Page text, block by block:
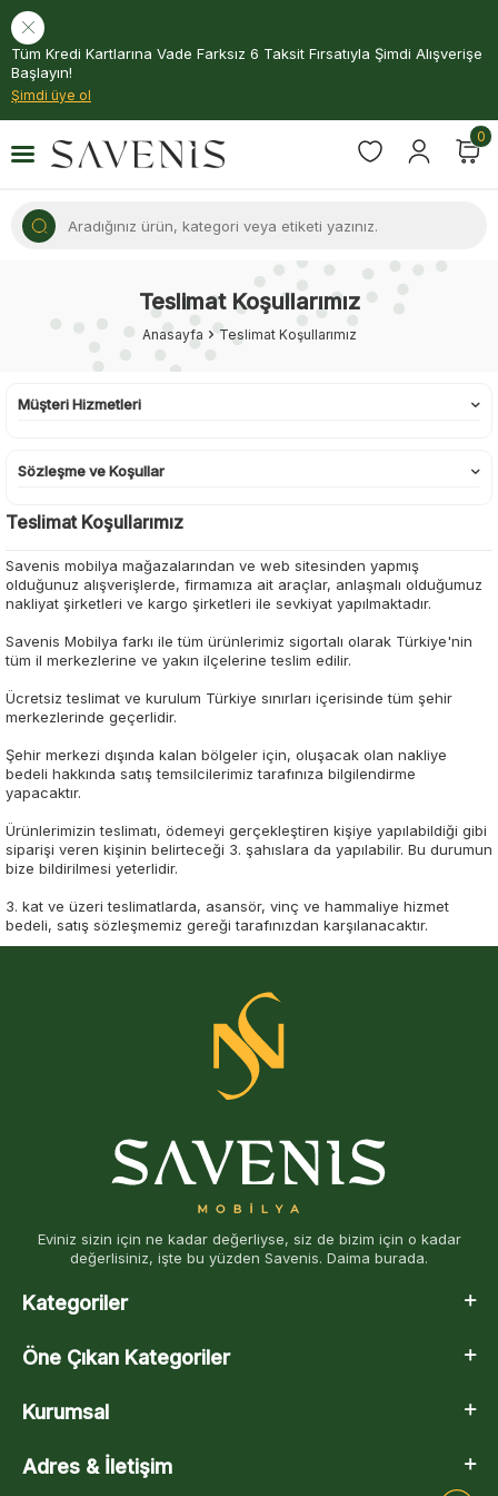
Tüm Kredi Kartlarına Vade Farksız 6 Taksit Fırsatıyla Şimdi Alışverişe
Başlayın!
Şimdi üye ol
0
Teslimat Koşullarımız
Anasayfa Teslimat Koşullarımız
Müşteri Hizmetleri
Sözleşme ve Koşullar
Teslimat Koşullarımız
Savenis mobilya mağazalarından ve web sitesinden yapmış
olduğunuz alışverişlerde, firmamıza ait araçlar, anlaşmalı olduğumuz
nakliyat şirketleri ve kargo şirketleri ile sevkiyat yapılmaktadır.
Savenis Mobilya farkı ile tüm ürünlerimiz sigortalı olarak Türkiye'nin
tüm il merkezlerine ve yakın ilçelerine teslim edilir.
Ücretsiz teslimat ve kurulum Türkiye sınırları içerisinde tüm şehir
merkezlerinde geçerlidir.
Şehir merkezi dışında kalan bölgeler için, oluşacak olan nakliye
bedeli hakkında satış temsilcilerimiz tarafınıza bilgilendirme
yapacaktır.
Ürünlerimizin teslimatı, ödemeyi gerçekleştiren kişiye yapılabildiği gibi
siparişi veren kişinin belirteceği 3. şahıslara da yapılabilir. Bu durumun
bize bildirilmesi yeterlidir.
3. kat ve üzeri teslimatlarda, asansör, vinç ve hammaliye hizmet
bedeli, satış sözleşmemiz gereği tarafınızdan karşılanacaktır.
Eviniz sizin için ne kadar değerliyse, siz de bizim için o kadar
değerlisiniz, işte bu yüzden Savenis. Daima burada.
Kategoriler
Öne Çıkan Kategoriler
Kurumsal
Adres & İletişim